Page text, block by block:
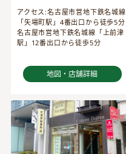
アクセス:名古屋市営地下鉄名城線
「矢場町駅」4番出口から徒歩5分
名古屋市営地下鉄名城線「上前津
駅」12番出口から徒歩5分
地図・店舗詳細